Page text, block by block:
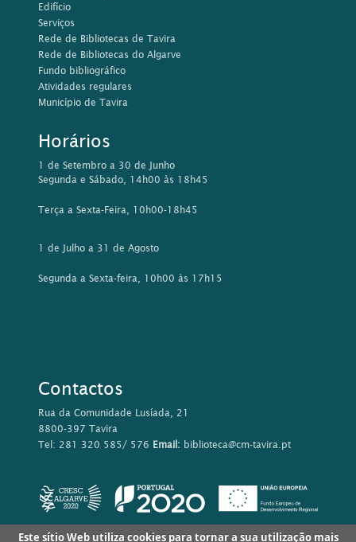
Edifício
Serviços
Rede de Bibliotecas de Tavira
Rede de Bibliotecas do Algarve
Fundo bibliográfico
Atividades regulares
Município de Tavira
Horários
1 de Setembro a 30 de Junho
Segunda e Sábado, 14h00 às 18h45
Terça a Sexta-Feira, 10h00-18h45
1 de Julho a 31 de Agosto
Segunda a Sexta-feira, 10h00 às 17h15
Contactos
Rua da Comunidade Lusíada, 21
8800-397 Tavira
Tel: 281 320 585/ 576 Email: biblioteca@cm-tavira.pt
Este sítio Web utiliza cookies para tornar a sua utilização mais